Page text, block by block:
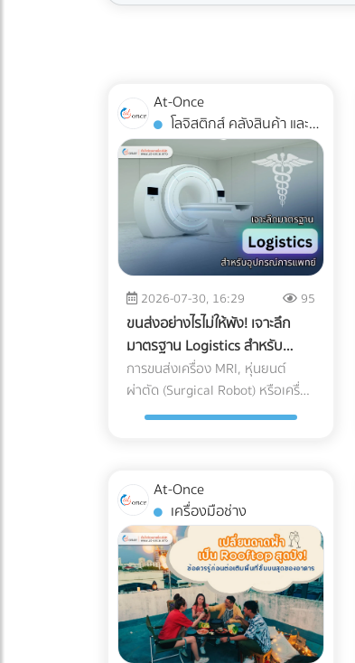
At-Once
การจัดส่ง
2026-07-30, 16:29 95
ขนส่งอย่างไรไม่ให้พัง! เจาะลึก
มาตรฐาน Logistics สำหรับ
อุปกรณ์การแพทย์ขั้นสูง (High-
Tech Medical Devices)
การขนส่งเครื่อง MRI, หุ่นยนต์
ผ่าตัด (Surgical Robot) หรือเครื่อง
เลเซอร์ความงามมูลค่าหลักสิบล้าน
ขีดข่วน" หรือ "ของแตกหัก" แต่อาจ
หมายถึง "การตั้งค่าที่ผิดเพี้ยน
(Calibration Error)" สำหรับผู้นำ
เข้าเครื่องมือแพทย์ คลินิก หรือโรง
พยาบาล ความผิดเพี้ยนเพียง
มิลลิเมตรเดียวส่งผลโดยตรงต่อ
การวินิจฉัยโรคและชีวิตของผู้ป่วย
หากเกิดความเสียหายระหว่างขนส่ง
At-Once
เครื่องมือช่าง